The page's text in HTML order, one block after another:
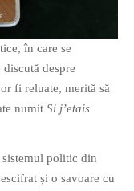
în care se
despre
fi reluate, merită să
numit Si j’etais
sistemul politic din
și o savoare cu